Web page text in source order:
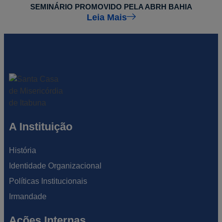
SEMINÁRIO PROMOVIDO PELA ABRH BAHIA
Leia Mais
A Instituição
História
Identidade Organizacional
Políticas Institucionais
Irmandade